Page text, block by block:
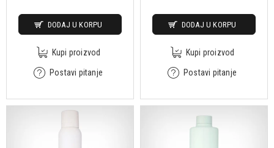
DODAJ U KORPU
Kupi proizvod
Postavi pitanje
DODAJ U KORPU
Kupi proizvod
Postavi pitanje